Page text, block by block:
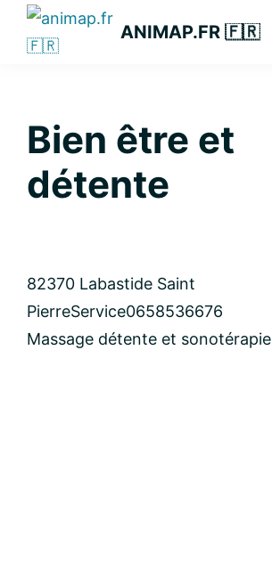
Passer
principale
Passer
Passer
latérale
principale
ANIMAP.FR 🇫🇷
Bien être et
détente
82370 Labastide Saint
PierreService0658536676
Massage détente et sonotérapie